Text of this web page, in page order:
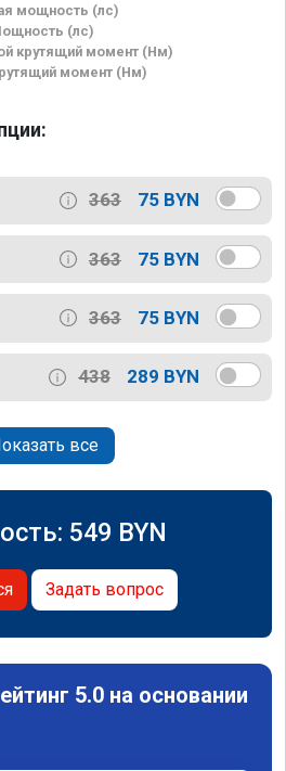
мощность (лс)
(лс)
крутящий момент (Нм)
момент (Нм)
363 75 BYN
363 75 BYN
363 75 BYN
438 289 BYN
все
549 BYN
Задать вопрос
5.0 на основании